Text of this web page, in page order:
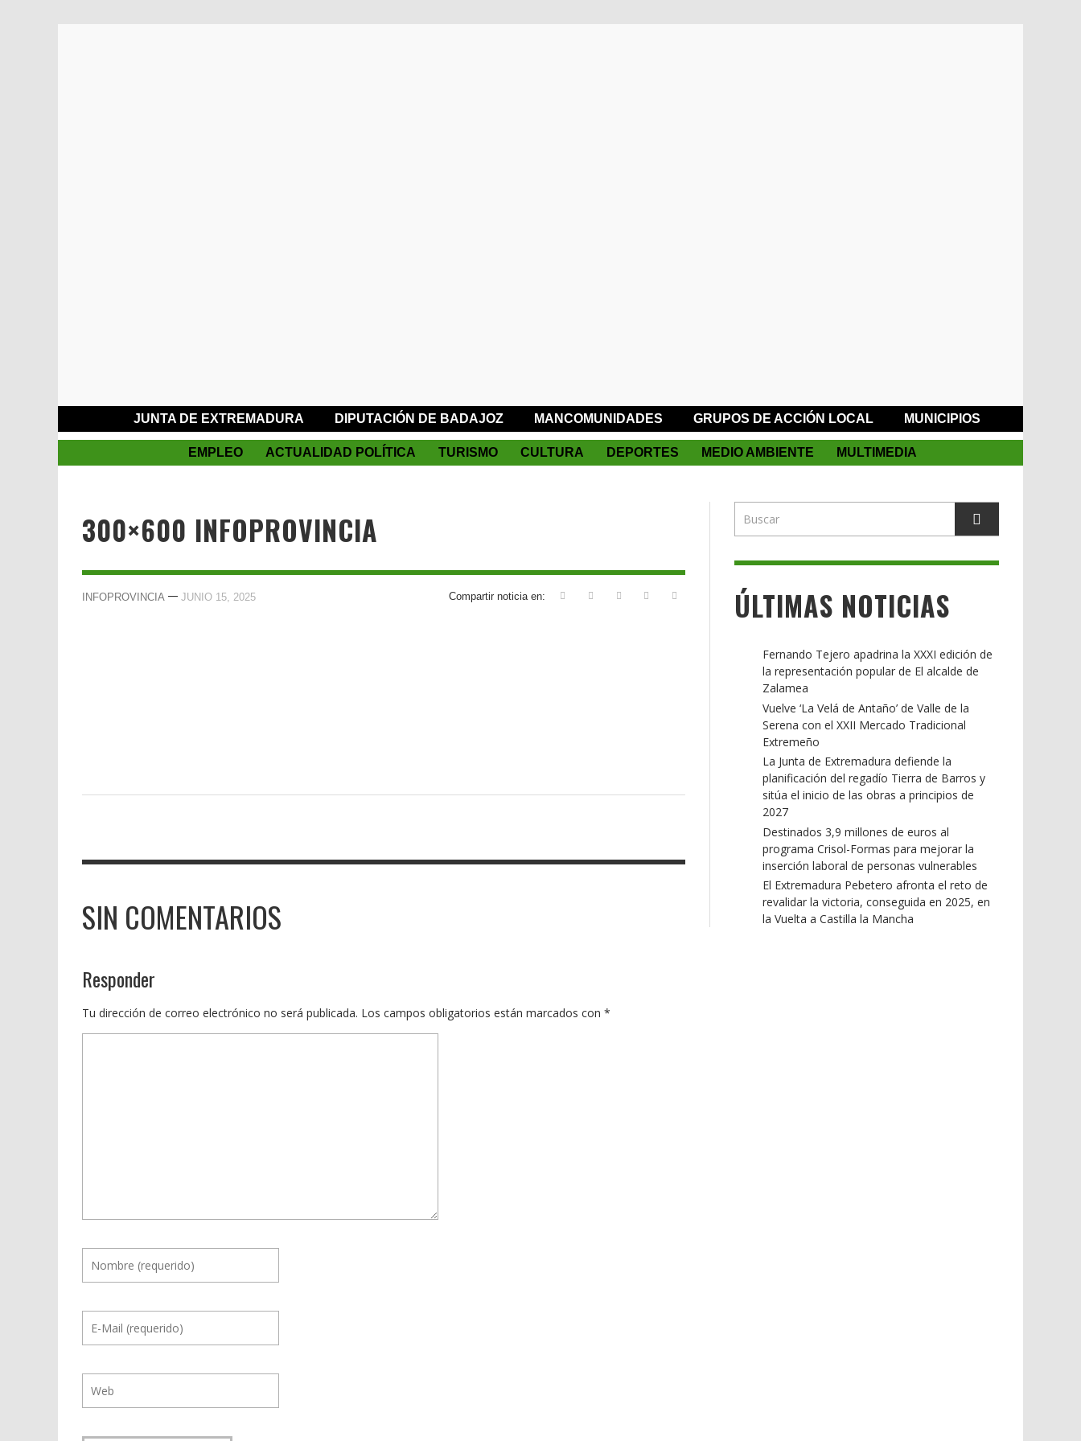
JUNTA DE EXTREMADURA DIPUTACIÓN DE BADAJOZ MANCOMUNIDADES GRUPOS DE ACCIÓN LOCAL MUNICIPIOS
EMPLEO ACTUALIDAD POLÍTICA TURISMO CULTURA DEPORTES MEDIO AMBIENTE MULTIMEDIA
300×600 INFOPROVINCIA
Compartir noticia en:
INFOPROVINCIA — JUNIO 15, 2025
SIN COMENTARIOS
Responder
Tu dirección de correo electrónico no será publicada. Los campos obligatorios están marcados con *
ÚLTIMAS NOTICIAS
Fernando Tejero apadrina la XXXI edición de
la representación popular de El alcalde de
Zalamea
Vuelve ‘La Velá de Antaño’ de Valle de la
Serena con el XXII Mercado Tradicional
Extremeño
La Junta de Extremadura defiende la
planificación del regadío Tierra de Barros y
sitúa el inicio de las obras a principios de
2027
Destinados 3,9 millones de euros al
programa Crisol-Formas para mejorar la
inserción laboral de personas vulnerables
El Extremadura Pebetero afronta el reto de
revalidar la victoria, conseguida en 2025, en
la Vuelta a Castilla la Mancha